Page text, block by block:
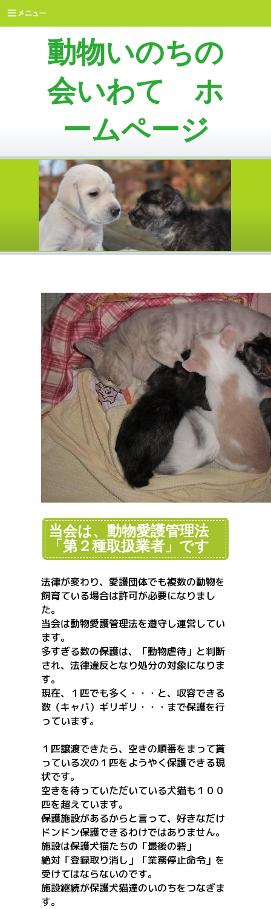
動物いのちの
会いわて ホ
ームページ
当会は、動物愛護管理法
「第２種取扱業者」です
法律が変わり、愛護団体でも複数の動物を
飼育ている場合は許可が必要になりまし
た。
当会は動物愛護管理法を遵守し運営してい
ます。
多すぎる数の保護は、「動物虐待」と判断
され、法律違反となり処分の対象になりま
す。
現在、１匹でも多く・・・と、収容できる
数（キャパ）ギリギリ・・・まで保護を行
っています。
１匹譲渡できたら、空きの順番をまって貰
っている次の１匹をようやく保護できる現
状です。
空きを待っていただいている犬猫も１００
匹を超えています。
保護施設があるからと言って、好きなだけ
ドンドン保護できるわけではありません。
施設は保護犬猫たちの「最後の砦」
絶対「登録取り消し」「業務停止命令」を
受けてはならないのです。
施設継続が保護犬猫達のいのちをつなぎま
す。